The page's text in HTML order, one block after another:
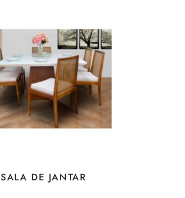
SALA DE JANTAR